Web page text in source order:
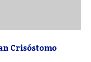
Crisóstomo